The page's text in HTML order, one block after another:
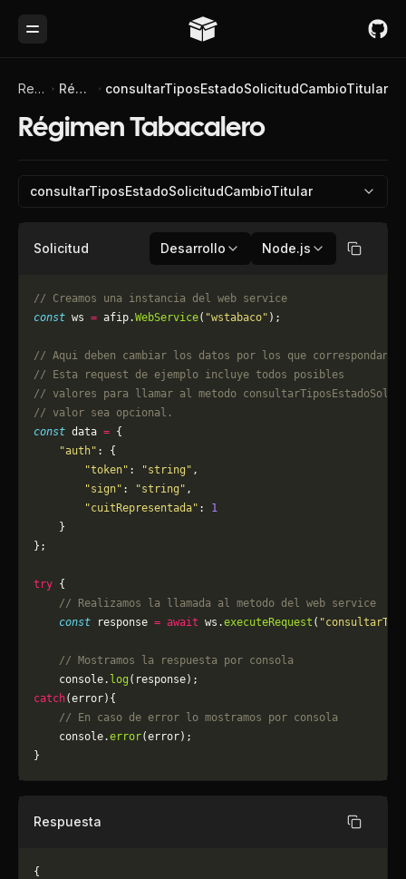
Toggle Menu
Referencia de API Régimen Tabacalero consultarTiposEstadoSolicitudCambioTitular
Régimen Tabacalero
consultarTiposEstadoSolicitudCambioTitular
Solicitud Desarrollo Node.js Copiar
// Creamos una instancia del web service
const ws = afip.WebService( "wstabaco" );
// Aqui deben cambiar los datos por los que correspondan.
// Esta request de ejemplo incluye todos posibles
// valores para llamar al metodo
// valor sea opcional.
const data = {
    "auth"
: {
        "token"
: "string" ,
        "sign"
: "string" ,
        "cuitRepresentada"
: 1
    }
};
try {
    // Realizamos la llamada al metodo del web service
    const
response = await ws.executeRequest (
    // Mostramos la respuesta por consola
    console.
log (response);
catch(error){
    // En caso de error lo mostramos por consola
	console.
error(error);
}
Respuesta Copiar
{